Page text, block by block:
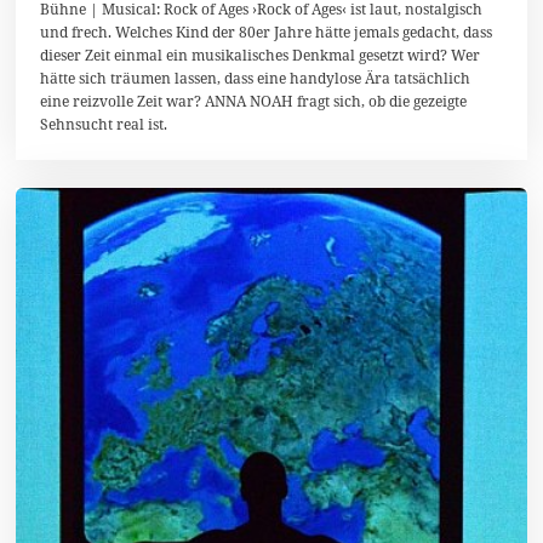
.
D
e
z
m
b
0
1
Bühne | Musical: Rock of Ages ›Rock of Ages‹ ist laut, nostalgisch
und frech. Welches Kind der 80er Jahre hätte jemals gedacht, dass
dieser Zeit einmal ein musikalisches Denkmal gesetzt wird? Wer
hätte sich träumen lassen, dass eine handylose Ära tatsächlich
eine reizvolle Zeit war? ANNA NOAH fragt sich, ob die gezeigte
Sehnsucht real ist.